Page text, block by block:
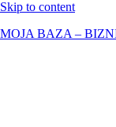
Skip to content
MOJA BAZA –